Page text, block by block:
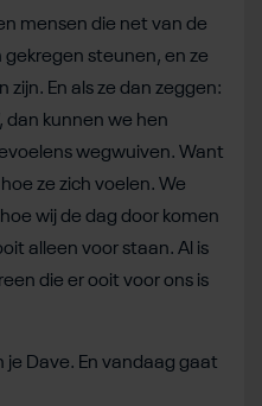
mensen die net van de
steunen, en ze
En als ze dan zeggen:
dan kunnen we hen
wegwuiven. Want
ze zich voelen. We
wij de dag door komen
alleen voor staan. Al is
die er ooit voor ons is
je Dave. En vandaag gaat